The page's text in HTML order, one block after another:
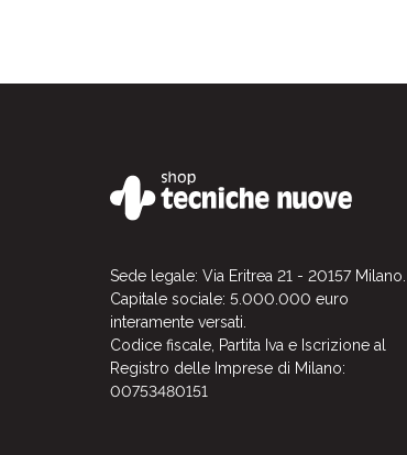
Sede legale: Via Eritrea 21 - 20157 Milano.
Capitale sociale: 5.000.000 euro
interamente versati.
Codice fiscale, Partita Iva e Iscrizione al
Registro delle Imprese di Milano:
00753480151